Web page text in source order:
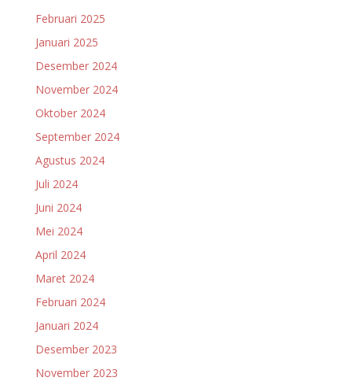
Februari 2025
Januari 2025
Desember 2024
November 2024
Oktober 2024
September 2024
Agustus 2024
Juli 2024
Juni 2024
Mei 2024
April 2024
Maret 2024
Februari 2024
Januari 2024
Desember 2023
November 2023